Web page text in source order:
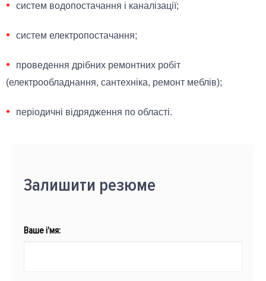
систем водопостачання і каналізації;
систем електропостачання;
проведення дрібних ремонтних робіт
(електрообладнання, сантехніка, ремонт меблів);
періодичні відрядження по області.
Залишити резюме
Ваше і'мя: